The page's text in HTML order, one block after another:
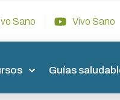
Sano Vivo Sano
Guías